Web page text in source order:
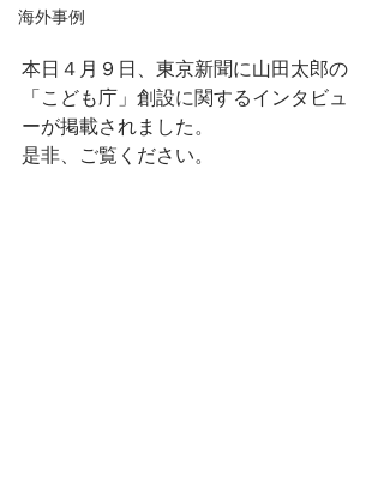
海外事例
本日４月９日、東京新聞に山田太郎の
「こども庁」創設に関するインタビュ
ーが掲載されました。
是非、ご覧ください。